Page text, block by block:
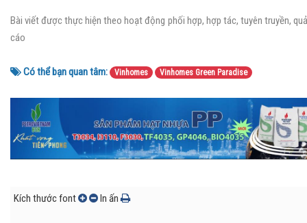
Bài viết được thực hiện theo hoạt động phối hợp, hợp tác, tuyên truyền,
cáo
Có thể bạn quan tâm: Vinhomes Vinhomes Green Paradise
Kích thước font In ấn